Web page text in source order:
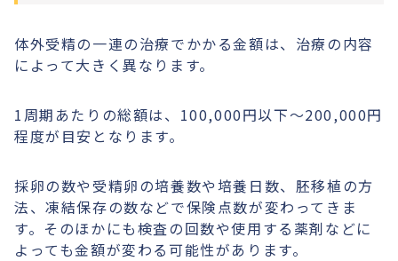
体外受精の一連の治療でかかる金額は、治療の内容
によって大きく異なります。
1周期あたりの総額は、100,000円以下〜200,000円
程度が目安となります。
採卵の数や受精卵の培養数や培養日数、胚移植の方
法、凍結保存の数などで保険点数が変わってきま
す。そのほかにも検査の回数や使用する薬剤などに
よっても金額が変わる可能性があります。